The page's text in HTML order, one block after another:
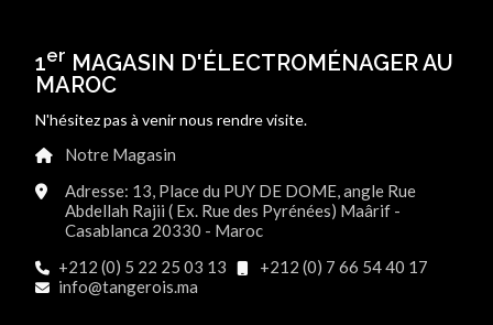
1er MAGASIN D'ÉLECTROMÉNAGER AU
MAROC
N'hésitez pas à venir nous rendre visite.
Notre Magasin
Adresse: 13, Place du PUY DE DOME, angle Rue
Abdellah Rajii ( Ex. Rue des Pyrénées) Maârif -
Casablanca 20330 - Maroc
+212 (0) 5 22 25 03 13
+212 (0) 7 66 54 40 17
info@tangerois.ma